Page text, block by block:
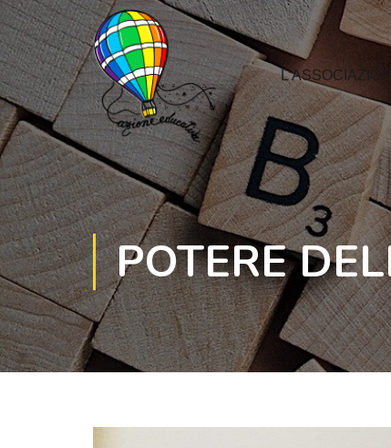
POTERE